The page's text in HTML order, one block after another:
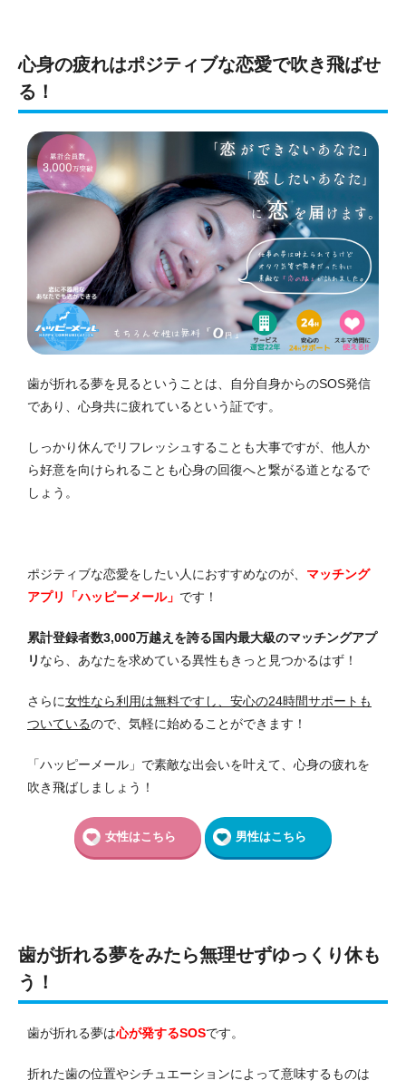
心身の疲れはポジティブな恋愛で吹き飛ばせ
る！
歯が折れる夢を見るということは、自分自身からのSOS発信
であり、心身共に疲れているという証です。
しっかり休んでリフレッシュすることも大事ですが、他人か
ら好意を向けられることも心身の回復へと繋がる道となるで
しょう。
ポジティブな恋愛をしたい人におすすめなのが、 マッチング
アプリ「ハッピーメール」 です！
累計登録者数3,000万越えを誇る国内最大級のマッチングアプ
リ なら、あなたを求めている異性もきっと見つかるはず！
さらに女性なら利用は無料ですし、安心の24時間サポートも
ついているので、気軽に始めることができます！
「ハッピーメール」で素敵な出会いを叶えて、心身の疲れを
吹き飛ばしましょう！
女性はこちら 男性はこちら
歯が折れる夢をみたら無理せずゆっくり休も
う！
歯が折れる夢は心が発するSOSです。
折れた歯の位置やシチュエーションによって意味するものは